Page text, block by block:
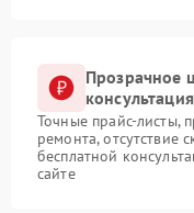
Прозрачное
консультация
Точные прайс-листы,
ремонта, отсутствие
бесплатной
сайте